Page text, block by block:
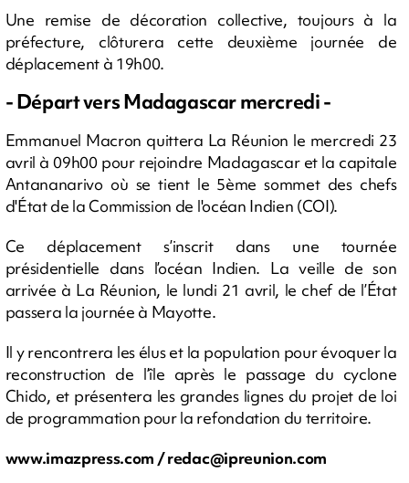
Une remise de décoration collective, toujours à la
préfecture, clôturera cette deuxième journée de
déplacement à 19h00.
- Départ vers Madagascar mercredi -
Emmanuel Macron quittera La Réunion le mercredi 23
avril à 09h00 pour rejoindre Madagascar et la capitale
Antananarivo où se tient le 5ème sommet des chefs
d'État de la Commission de l'océan Indien (COI).
Ce déplacement s’inscrit dans une tournée
présidentielle dans l’océan Indien. La veille de son
arrivée à La Réunion, le lundi 21 avril, le chef de l’État
passera la journée à Mayotte.
Il y rencontrera les élus et la population pour évoquer la
reconstruction de l’île après le passage du cyclone
Chido, et présentera les grandes lignes du projet de loi
de programmation pour la refondation du territoire.
www.imazpress.com /redac@ipreunion.com